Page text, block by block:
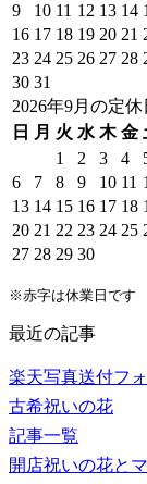
9
10 11 12 13 14
16 17 18 19 20 21
23 24 25 26 27 28
30 31
2026年9月の定休
日
月 火 水 木 金
1
2 3 4
6
7 8 9 10 11
13 14 15 16 17 18
20 21 22 23 24 25
27 28 29 30
※赤字は休業日です
最近の記事
楽天写真送付フ
古希祝いの花
記事一覧
開店祝いの花と